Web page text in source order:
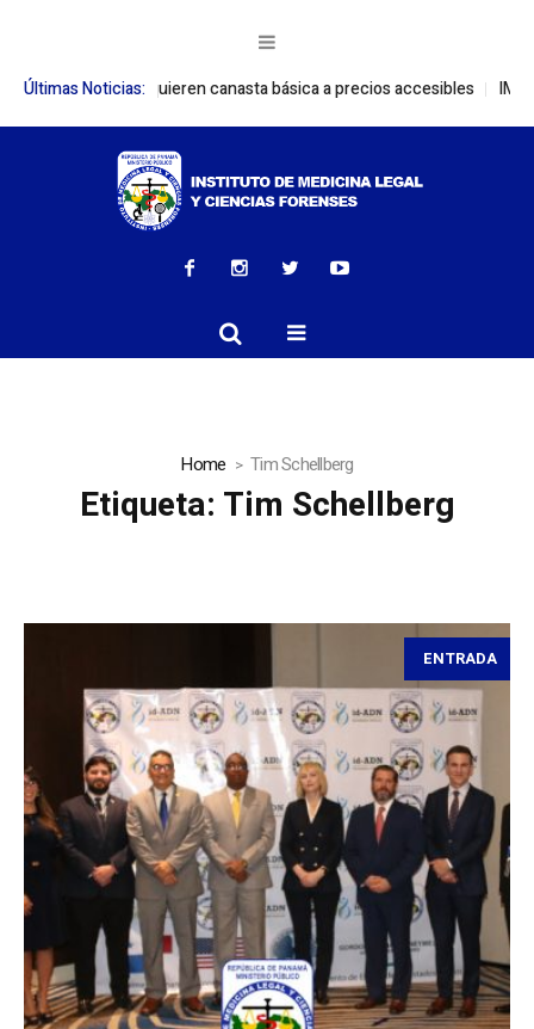
Últimas Noticias:
adquieren canasta básica a precios accesibles IMELCF
Home Tim Schellberg
Etiqueta: Tim Schellberg
ENTRADA